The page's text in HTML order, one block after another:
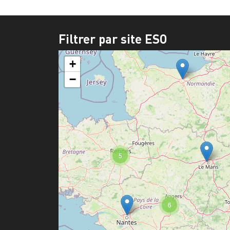
Filtrer par site ESO
6
5
+
−